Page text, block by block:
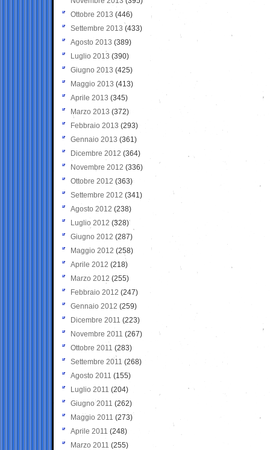
Ottobre 2013 (446)
Settembre 2013 (433)
Agosto 2013 (389)
Luglio 2013 (390)
Giugno 2013 (425)
Maggio 2013 (413)
Aprile 2013 (345)
Marzo 2013 (372)
Febbraio 2013 (293)
Gennaio 2013 (361)
Dicembre 2012 (364)
Novembre 2012 (336)
Ottobre 2012 (363)
Settembre 2012 (341)
Agosto 2012 (238)
Luglio 2012 (328)
Giugno 2012 (287)
Maggio 2012 (258)
Aprile 2012 (218)
Marzo 2012 (255)
Febbraio 2012 (247)
Gennaio 2012 (259)
Dicembre 2011 (223)
Novembre 2011 (267)
Ottobre 2011 (283)
Settembre 2011 (268)
Agosto 2011 (155)
Luglio 2011 (204)
Giugno 2011 (262)
Maggio 2011 (273)
Aprile 2011 (248)
Marzo 2011 (255)